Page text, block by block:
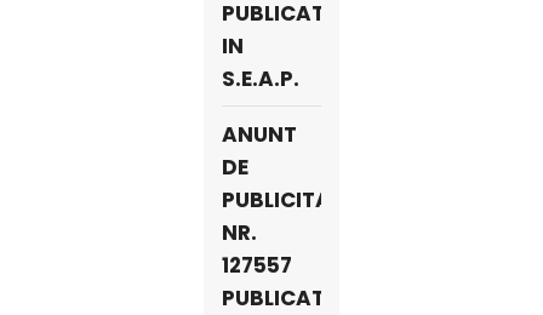
PUBLICAT
IN
S.E.A.P.
ANUNT
DE
PUBLICITATE
NR.
127557
PUBLICAT